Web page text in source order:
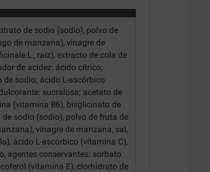
de sodio (sodio), polvo de
de manzana), vinagre de
L., raíz), extracto de cola de
de acidez: ácido cítrico;
de sodio; ácido L-ascórbico
sucralosa; acetato de
(vitamina B6), bisglicinato de
de sodio (sodio), polvo de fruta de
vinagre de manzana, sal,
ácido L-ascórbico (vitamina C),
agentes conservantes: sorbato
(vitamina E), clorhidrato de